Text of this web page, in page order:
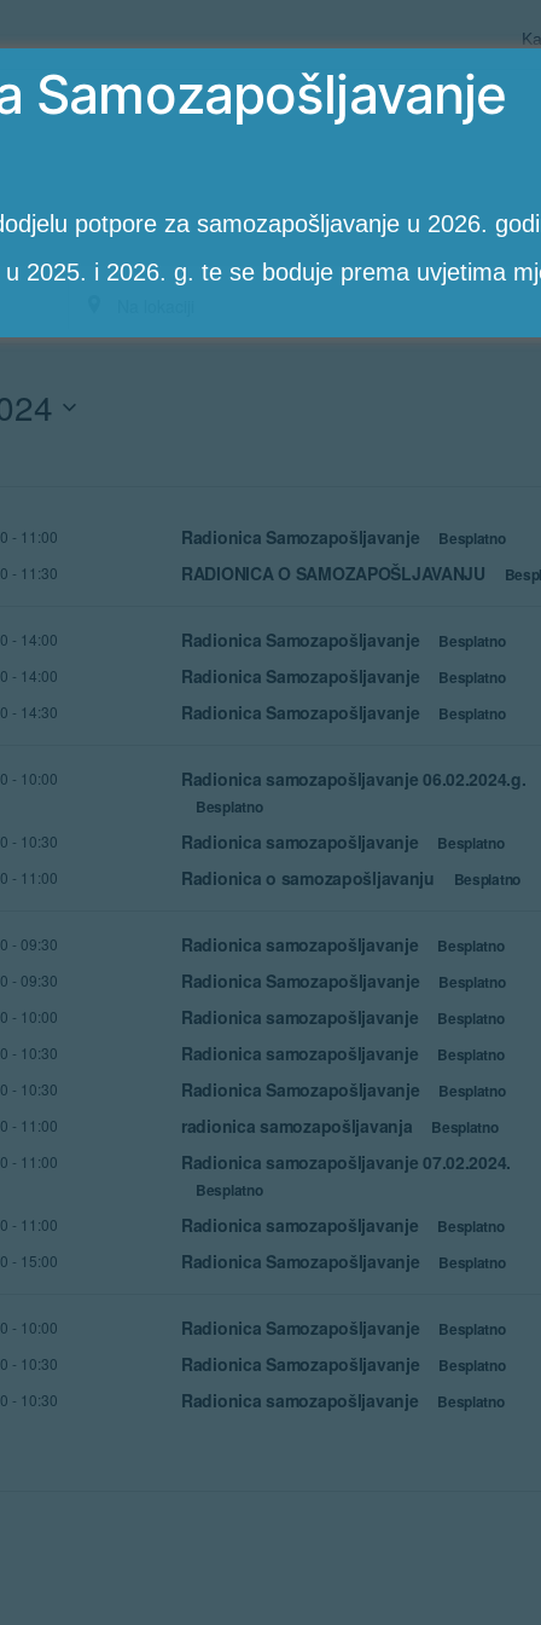
PotražiteRadionice
- 11:00 Radionica Samozapošljavanje Besplatno
- 11:30 RADIONICA O SAMOZAPOŠLJAVANJU
- 14:00 Radionica Samozapošljavanje Besplatno
- 14:00 Radionica Samozapošljavanje Besplatno
- 14:30 Radionica Samozapošljavanje Besplatno
- 10:00 Radionica samozapošljavanje 06.02.2024.g.
Besplatno
- 10:30 Radionica samozapošljavanje Besplatno
- 11:00 Radionica o samozapošljavanju Besplatno
- 09:30 Radionica samozapošljavanje Besplatno
- 09:30 Radionica Samozapošljavanje Besplatno
- 10:00 Radionica samozapošljavanje Besplatno
- 10:30 Radionica samozapošljavanje Besplatno
- 10:30 Radionica Samozapošljavanje Besplatno
- 11:00 radionica samozapošljavanja Besplatno
- 11:00 Radionica samozapošljavanje 07.02.2024.
Besplatno
- 11:00 Radionica samozapošljavanje Besplatno
- 15:00 Radionica Samozapošljavanje Besplatno
- 10:00 Radionica Samozapošljavanje Besplatno
- 10:30 Radionica Samozapošljavanje Besplatno
- 10:30 Radionica samozapošljavanje Besplatno
Samozapošljavanje
potpore za samozapošljavanje u 2026.
2025. i 2026. g. te se boduje prema uvjetima